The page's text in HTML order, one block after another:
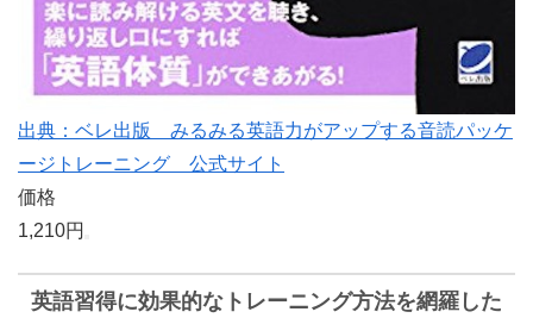
出典：ベレ出版 みるみる英語力がアップする音読パッケ
ージトレーニング 公式サイト
価格
1,210円
英語習得に効果的なトレーニング方法を網羅した